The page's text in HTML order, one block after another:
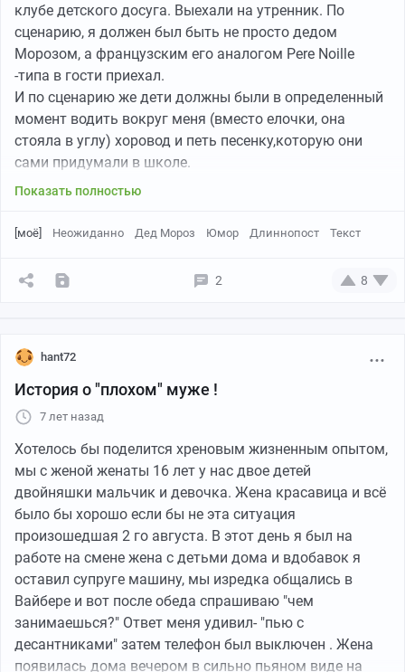
клубе детского досуга. Выехали на утренник. По
сценарию, я должен был быть не просто дедом
Морозом, а французским его аналогом Pere Noille
-типа в гости приехал.
И по сценарию же дети должны были в определенный
момент водить вокруг меня (вместо елочки, она
стояла в углу) хоровод и петь песенку,которую они
сами придумали в школе.
Я естественно слов не знал. На что сценарист мне
французской гимназии учился, просто бормочи что-
равно ничего не поймут, поймут только,что по
французски"
себе наизусть гимн Франции -Марсельезу. Благо со
школы 2/3 её помню наизусть
Не учел двух моментов:
1) Этот гимн был написан во время Французской
революции и по содержанию соответствующий -очень
агрессивный.
2) все дети были, как мне и обещали -2-3 класс, но
одна девочка была -6 класс (сестра кого-то из
малышей), отличница и училась в той же французской
гимназии,что и я когда-то...
И вот водят они во круг меня хоровод, я бормочу себе
Марсельезу. Девочка прислушивается и испытывает
жестокий шок:
Дед Мороз шепчет: "...всех этих тигров, что без
Показать полностью
[моё] Неожиданно Дед Мороз Юмор Длиннопост Текст
2 8
hant72
История о "плохом" муже !
7 лет назад
Хотелось бы поделится хреновым жизненным опытом,
мы с женой женаты 16 лет у нас двое детей
двойняшки мальчик и девочка. Жена красавица и всё
было бы хорошо если бы не эта ситуация
произошедшая 2 го августа. В этот день я был на
работе на смене жена с детьми дома и вдобавок я
оставил супруге машину, мы изредка общались в
Вайбере и вот после обеда спрашиваю "чем
занимаешься?" Ответ меня удивил- "пью с
десантниками" затем телефон был выключен . Жена
появилась дома вечером в сильно пьяном виде на